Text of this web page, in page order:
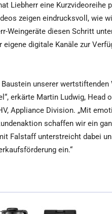
Liebherr eine Kurzvideoreihe
zeigen eindrucksvoll, wie
Weingeräte diesen Schritt
digitale Kanäle zur
unserer
erkärte Martin Ludwig, Head
Appliance Division. „Mit
schaffen wir ein
Falstaff unterstreicht dabei
ein.“